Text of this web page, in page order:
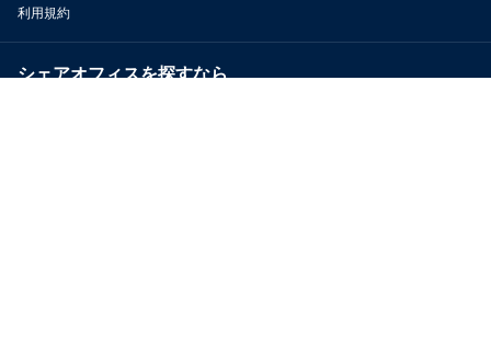
利用規約
シェアオフィスを探すなら